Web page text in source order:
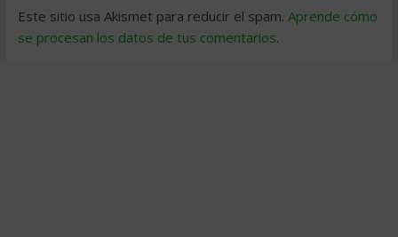
Este sitio usa Akismet para reducir el spam. Aprende cómo
se procesan los datos de tus comentarios.